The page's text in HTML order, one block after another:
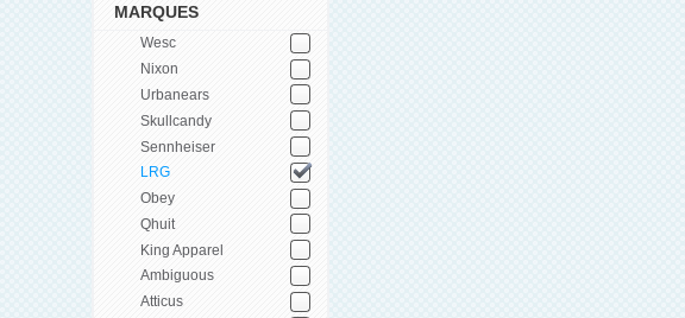
MARQUES
Wesc
Nixon
Urbanears
Skullcandy
Sennheiser
LRG
Obey
Qhuit
King Apparel
Ambiguous
Atticus